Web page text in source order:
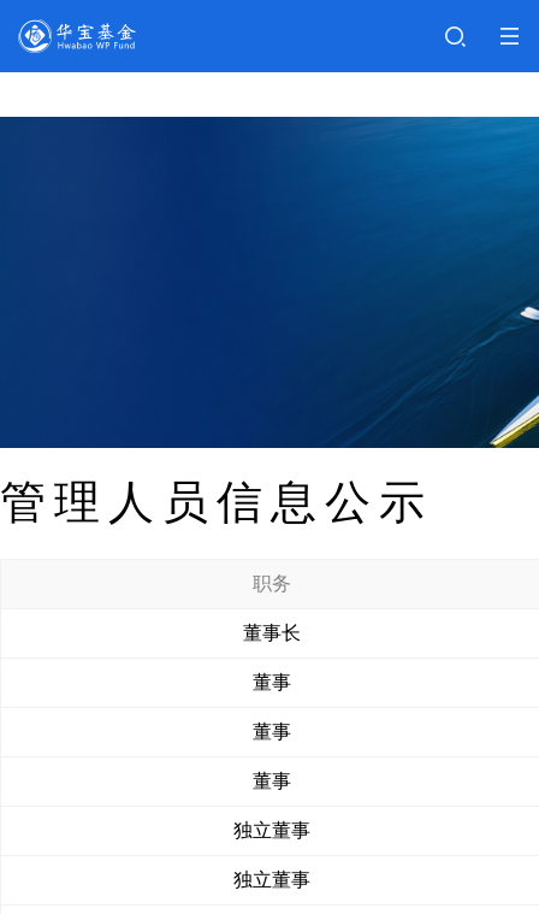
管理人员信息公示
职务
董事长
董事
董事
董事
独立董事
独立董事